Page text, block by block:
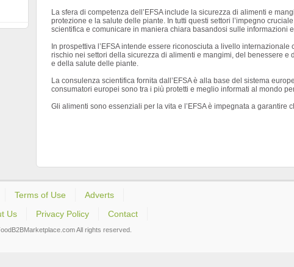
La sfera di competenza dell’EFSA include la sicurezza di alimenti e
protezione e la salute delle piante. In tutti questi settori l’impegno
scientifica e comunicare in maniera chiara basandosi sulle informazioni
In prospettiva l’EFSA intende essere riconosciuta a livello
rischio nei settori della sicurezza di alimenti e mangimi, del benessere
e della salute delle piante.
La consulenza scientifica fornita dall’EFSA è alla base del sistema
consumatori europei sono tra i più protetti e meglio informati al mondo
Gli alimenti sono essenziali per la vita e l’EFSA è impegnata a garantire
Terms of Use
Adverts
Us Privacy Policy Contact
All rights reserved.